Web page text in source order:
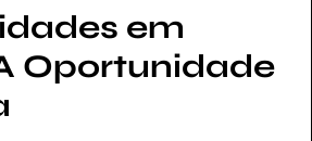
em
Oportunidade